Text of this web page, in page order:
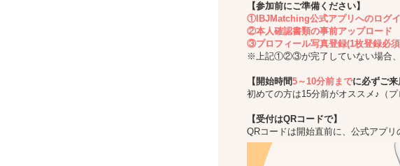
【参加前にご準備ください】
①IBJMatching公式アプリへのログ
②本人確認書類の事前アップロード
③プロフィール写真登録(1枚登録必
※上記①②③が完了していない場合、
【開始時間5～10分前までに必ずご来
初めての方は15分前がオススメ♪（
【受付はQRコードで】
QRコードは開始直前に、公式アプ